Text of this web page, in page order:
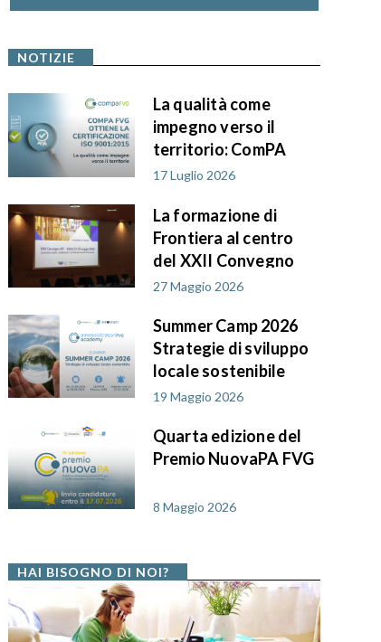
NOTIZIE
La qualità come
impegno verso il
territorio: ComPA
FVG ottiene la
9001:2015
17 Luglio 2026
La formazione di
Frontiera al centro
del XXII Convegno
AIF PA in FVG
27 Maggio 2026
Summer Camp 2026
Strategie di sviluppo
locale sostenibile
19 Maggio 2026
Quarta edizione del
Premio NuovaPA FVG
8 Maggio 2026
HAI BISOGNO DI NOI?